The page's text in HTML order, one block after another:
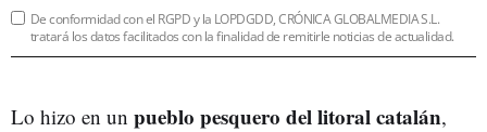
De conformidad con el RGPD y la LOPDGDD, CRÓNICA GLOBALMEDIA S.L.
tratará los datos facilitados con la finalidad de remitirle noticias de actualidad.
Lo hizo en un pueblo pesquero del litoral catalán,